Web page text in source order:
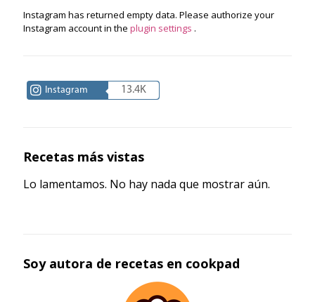
Instagram has returned empty data. Please authorize your
Instagram account in the plugin settings .
Instagram 13.4K
Recetas más vistas
Lo lamentamos. No hay nada que mostrar aún.
Soy autora de recetas en cookpad